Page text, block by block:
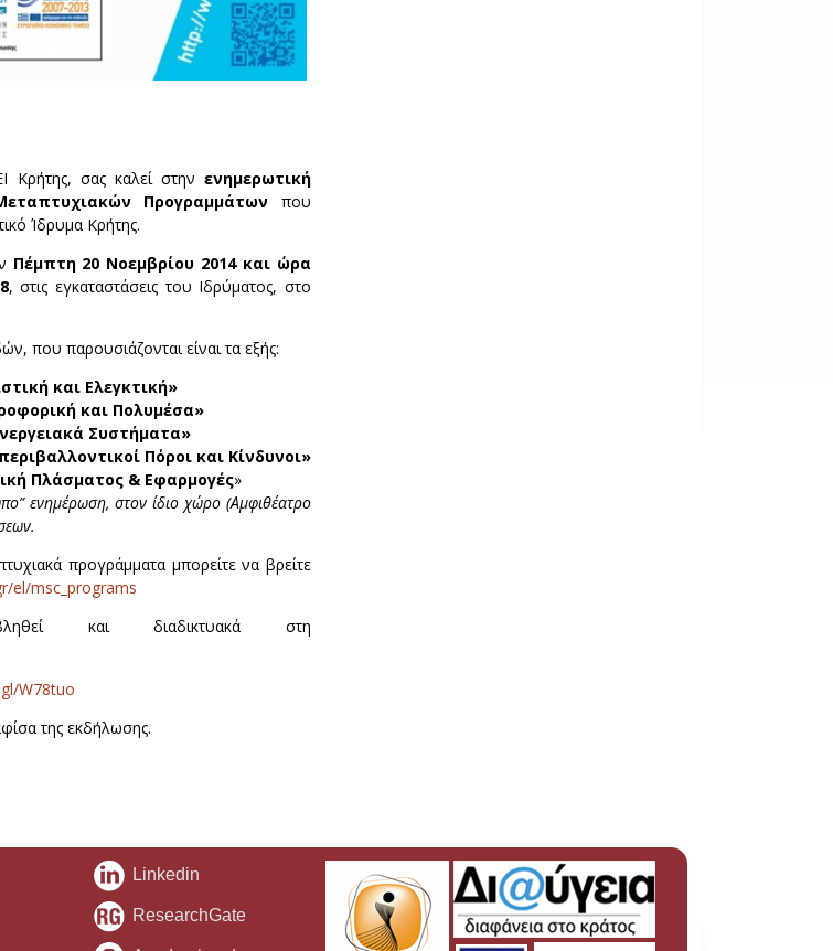
Κρήτης, σας καλεί στηνενημερωτική
Προγραμμάτων που
Ίδρυμα Κρήτης.
Πέμπτη 20 Νοεμβρίου 2014 και ώρα
, στις εγκαταστάσεις του Ιδρύματος, στο
που παρουσιάζονται είναι τα εξής:
και Ελεγκτική»
και Πολυμέσα»
Συστήματα»
Πόροι και Κίνδυνοι»
Πλάσματος & Εφαρμογές»
ενημέρωση, στον ίδιο χώρο (Αμφιθέατρο
προγράμματα μπορείτε να βρείτε
el/msc_programs
και διαδικτυακά στη
W78tuo
της εκδήλωσης.
Linkedin
ResearchGate